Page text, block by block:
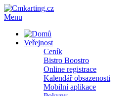
Menu
Veřejnost
Ceník
Bistro Boostro
Online registrace
Kalendář obsazenosti
Mobilní aplikace